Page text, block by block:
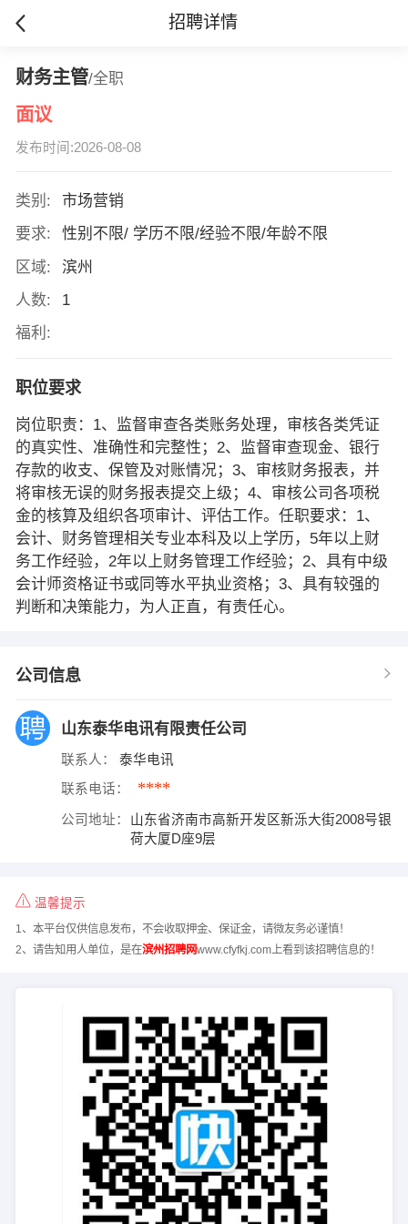
招聘详情
财务主管/全职
面议
发布时间:2026-08-08
类别:
市场营销
要求:
性别不限/ 学历不限/经验不限/年龄不限
区域:
滨州
人数:
1
福利:
职位要求
岗位职责：1、监督审查各类账务处理，审核各类凭证
的真实性、准确性和完整性；2、监督审查现金、银行
存款的收支、保管及对账情况；3、审核财务报表，并
将审核无误的财务报表提交上级；4、审核公司各项税
金的核算及组织各项审计、评估工作。任职要求：1、
会计、财务管理相关专业本科及以上学历，5年以上财
务工作经验，2年以上财务管理工作经验；2、具有中级
会计师资格证书或同等水平执业资格；3、具有较强的
判断和决策能力，为人正直，有责任心。
公司信息
山东泰华电讯有限责任公司
联系人： 泰华电讯
联系电话： ****
公司地址：
山东省济南市高新开发区新泺大街2008号银
荷大厦D座9层
温馨提示
1、本平台仅供信息发布，不会收取押金、保证金，请微友务必谨慎！
2、请告知用人单位，是在滨州招聘网www.cfyfkj.com上看到该招聘信息的！